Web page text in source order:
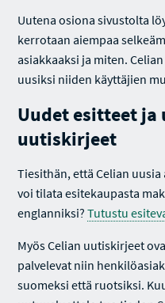
Uutena osiona sivustolta
kerrotaan aiempaa
asiakkaaksi ja miten.
uusiksi niiden käyttäjien
Uudet esitteet
uutiskirjeet
Tiesithän, että Celian
voi tilata esitekaupasta
englanniksi?Tutustu
Myös Celian uutiskirjeet
palvelevat niin
suomeksi että ruotsiksi.